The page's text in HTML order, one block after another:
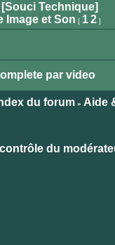
Technique]
Image et Son [ 1 2]
par video
du forum» Aide
du